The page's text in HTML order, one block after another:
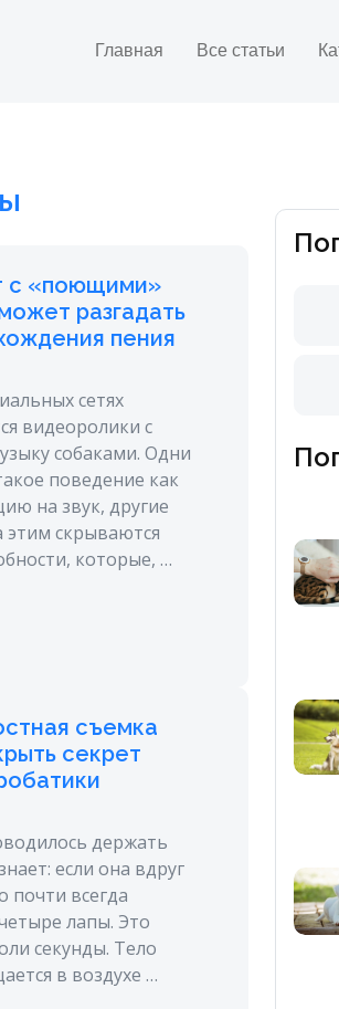
Главная Все статьи
с «поющими»
разгадать
пения
сетях
видеоролики с
собаками. Одни
поведение как
на звук, другие
этим скрываются
которые, …
съемка
секрет
держать
если она вдруг
почти всегда
лапы. Это
секунды. Тело
в воздухе …